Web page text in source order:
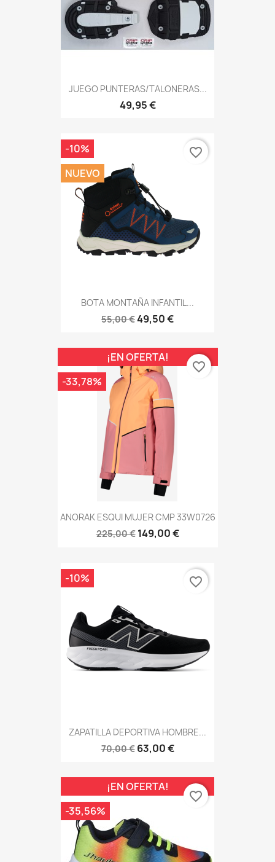
JUEGO PUNTERAS/TALONERAS...
49,95 €
BOTA MONTAÑA INFANTIL...
55,00 €49,50 €
-10%
NUEVO
favorite_border
ANORAK ESQUI MUJER CMP 33W0726
225,00 € 149,00 €
¡EN OFERTA!
-33,78%
favorite_border
ZAPATILLA DEPORTIVA HOMBRE...
70,00 € 63,00 €
-10% favorite_border
¡EN OFERTA!
-35,56%
favorite_border